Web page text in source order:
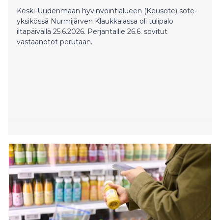
Keski-Uudenmaan hyvinvointialueen (Keusote) sote-
yksikössä Nurmijärven Klaukkalassa oli tulipalo
iltapäivällä 25.6.2026. Perjantaille 26.6. sovitut
vastaanotot perutaan.